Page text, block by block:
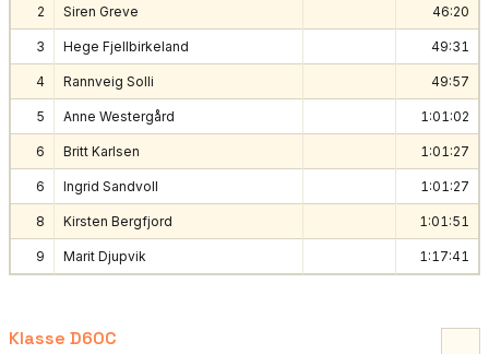
2 Siren Greve 46:20
3 Hege Fjellbirkeland 49:31
4 Rannveig Solli 49:57
5 Anne Westergård 1:01:02
6 Britt Karlsen 1:01:27
6 Ingrid Sandvoll 1:01:27
8 Kirsten Bergfjord 1:01:51
9 Marit Djupvik 1:17:41
Klasse D60C